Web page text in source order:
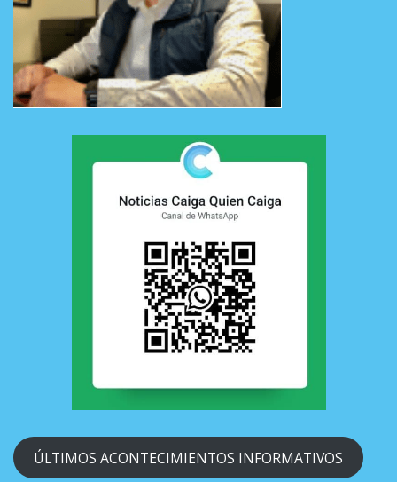
ÚLTIMOS ACONTECIMIENTOS INFORMATIVOS